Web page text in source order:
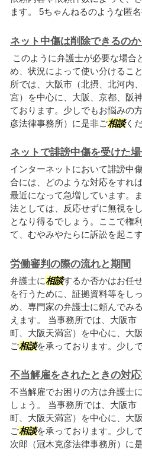
ます。 5ちゃんねるのような匿
ネット中傷は削除できるのか
このように弁護士が必要な場合
め、状況によって使い分けるこ
所では、大阪市（北摂、北河内
宮）を中心に、大阪、京都、阪
ております。少しでもお悩みの
彦法律事務所）に是非ご相談く
ネットで誹謗中傷を受けた
インターネットにおいて誹謗中
合には、どのような対応をすれ
最近になって急増しています。
法としては、反応せずに無視を
となり得るでしょう。ここで権
て、むやみやたらに訴訟を起こ
労働審判の際の流れと期間
弁護士に相談するか否かはお任
を行うために、証拠資料等をし
め、専門家の弁護士に頼んでみ
えます。 当事務所では、大阪市
町、大阪天満宮）を中心に、大
ご相談を承っております。少し
不当解雇をされたときの対
不当解雇でお困りの方は弁護士に
しょう。 当事務所では、大阪市
町、大阪天満宮）を中心に、大
ご相談を承っております。少し
次郎（冠木克彦法律事務所）に